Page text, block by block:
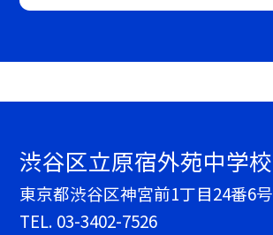
渋谷区立原宿外苑中学校
東京都渋谷区神宮前1丁目24番6号
TEL. 03-3402-7526